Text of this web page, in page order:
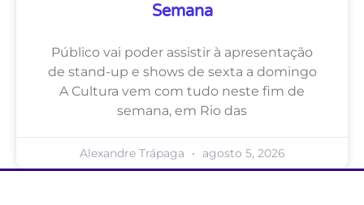
Semana
Público vai poder assistir à apresentação
de stand-up e shows de sexta a domingo
A Cultura vem com tudo neste fim de
semana, em Rio das
Alexandre Trápaga agosto 5, 2026